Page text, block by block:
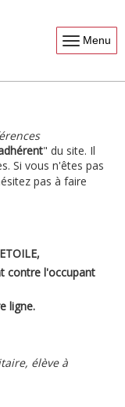
Menu
" du site. Il
Si vous n'êtes pas
pas à faire
contre l'occupant
ligne.
élève à